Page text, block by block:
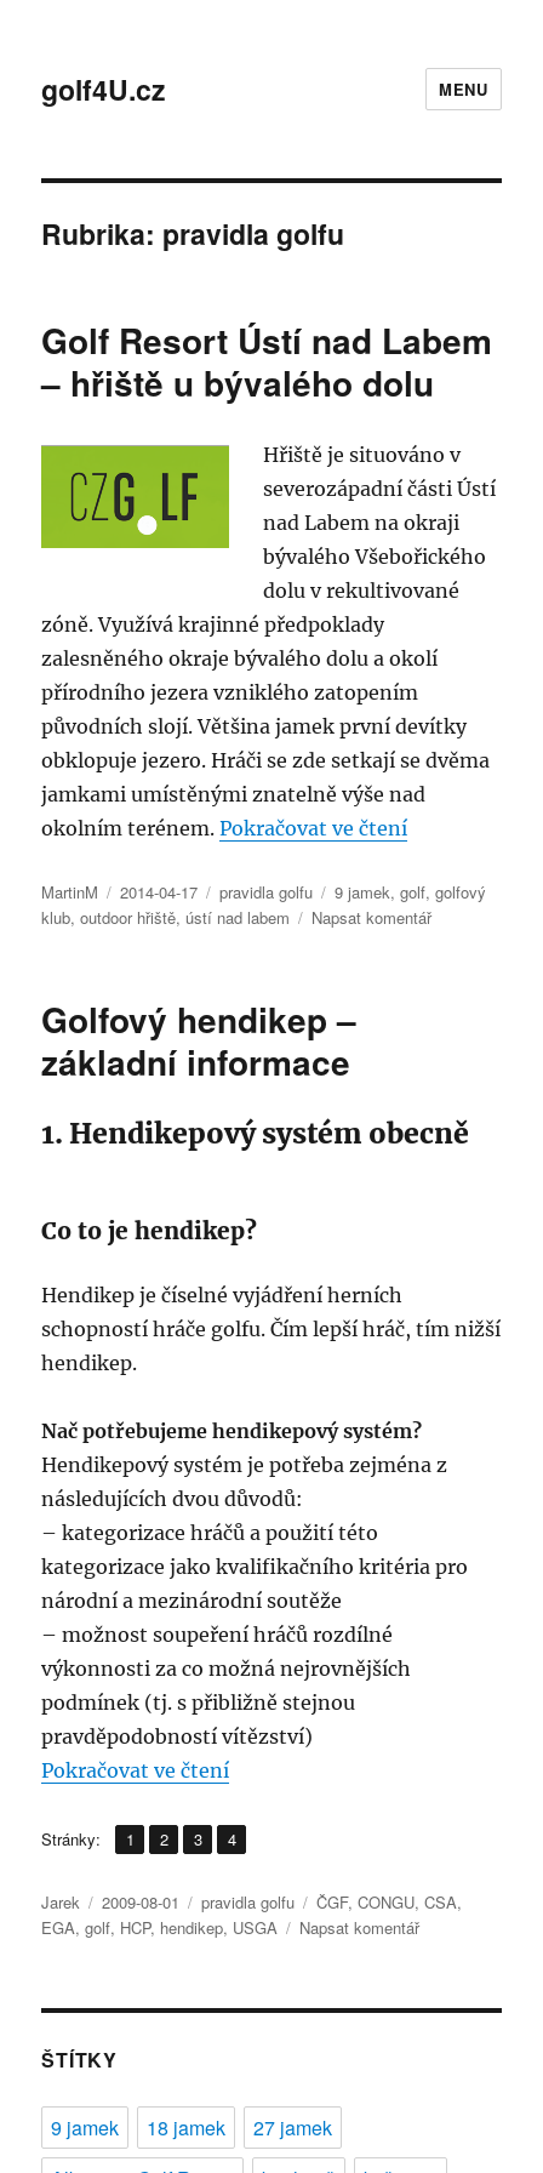
golf4U.cz MENU
Rubrika: pravidla golfu
Golf Resort Ústí nad Labem
– hřiště u bývalého dolu
Hřiště je situováno v
severozápadní části Ústí
nad Labem na okraji
bývalého Všebořického
dolu v rekultivované
zóně. Využívá krajinné předpoklady
zalesněného okraje bývalého dolu a okolí
přírodního jezera vzniklého zatopením
původních slojí. Většina jamek první devítky
obklopuje jezero. Hráči se zde setkají se dvěma
jamkami umístěnými znatelně výše nad
okolním terénem.Pokračovat ve čtení„Golf Resort
Autor:
MartinM Publikováno:
2014-04-17 Rubriky:
pravidla golfu Štítky:
9 jamek,golf,golfový
klub,outdoor hřiště, ústí nad labem Napsat komentářpro
Labem
–
Golfový hendikep –
základní informace
1. Hendikepový systém obecně
Co to je hendikep?
Hendikep je číselné vyjádření herních
schopností hráče golfu. Čím lepší hráč, tím nižší
hendikep.
Nač potřebujeme hendikepový systém?
Hendikepový systém je potřeba zejména z
následujících dvou důvodů:
– kategorizace hráčů a použití této
kategorizace jako kvalifikačního kritéria pro
národní a mezinárodní soutěže
– možnost soupeření hráčů rozdílné
výkonnosti za co možná nejrovnějších
podmínek (tj. s přibližně stejnou
pravděpodobností vítězství)
Pokračovat ve čtení„Golfový hendikep – základní
Stránky: Stránka:
1 ,
Stránka:
2 ,
Stránka:
3 ,
Stránka:
4
Autor:
Jarek Publikováno:
2009-08-01 Rubriky:
pravidla golfu Štítky:
ČGF,CONGU,CSA,
EGA,golf, HCP, hendikep, USGA Napsat komentářpro
názvem
ŠTÍTKY
9 jamek 18 jamek
27 jamek